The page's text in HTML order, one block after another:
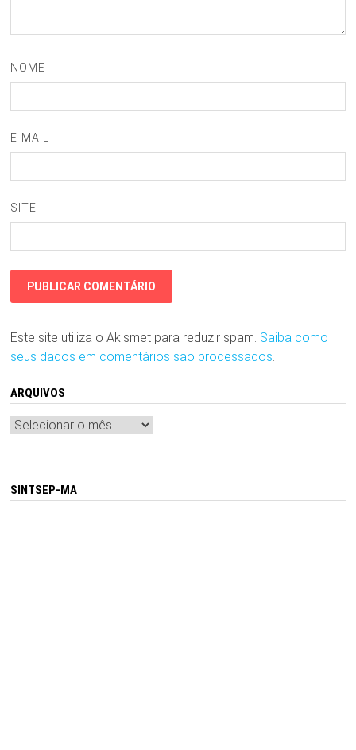
NOME
E-MAIL
SITE
Este site utiliza o Akismet para reduzir spam. Saiba como
seus dados em comentários são processados
ARQUIVOS
Arquivos
SINTSEP-MA